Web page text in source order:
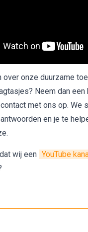
over onze duurzame
Neem dan een
met ons op. We
en je te
wij een YouTube